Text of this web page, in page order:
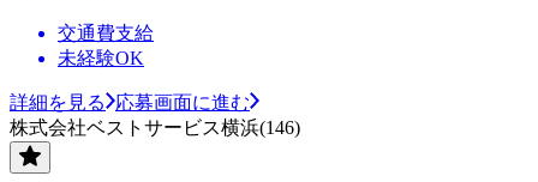
交通費支給
未経験OK
詳細を見る
応募画面に進む
株式会社ベストサービス横浜(146)